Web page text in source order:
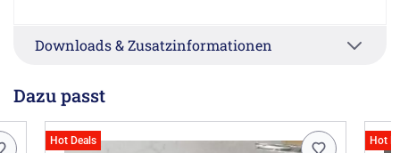
Schließen. Sie wird durch den Mechanismus abgebremst
und per Selbsteinzug langsam und geräuschlos
bei schwer beladenen Auszügen und macht die tägliche
Nutzung besonders komfortabel. Übrigens können die
Schubladen dank Vollauszug in ihrer ganzen Tiefe
geöffnet werden, damit Ihre Badutensilien direkt
Downloads & Zusatzinformationen
Dazu passt
Hot Deals Hot